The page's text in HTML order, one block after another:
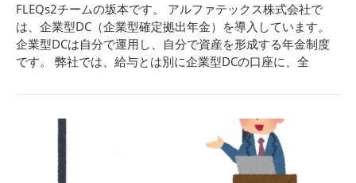
FLEQs2チームの坂本です。 アルファテックス株式会社で
は、企業型DC（企業型確定拠出年金）を導入しています。
企業型DCは自分で運用し、自分で資産を形成する年金制度
です。 弊社では、給与とは別に企業型DCの口座に、全